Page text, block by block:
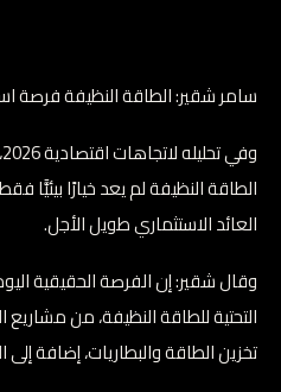
سامر شقير: الطاقة النظيفة فرصة
الطاقة النظيفة لم يعد خيارًا بيئيًّا
العائد الاستثماري طويل الأجل.
وقال شقير: إن الفرصة الحقيقية
التحتية للطاقة النظيفة، من مشاريع
تخزين الطاقة والبطاريات، إضافة